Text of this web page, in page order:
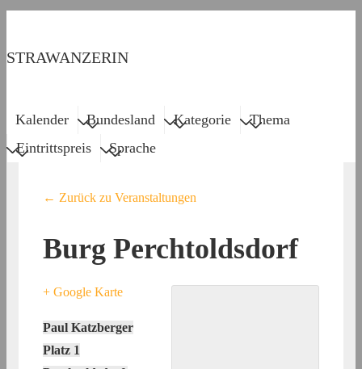
Inhalt
STRAWANZERIN
Main
Kalender Bundesland Kategorie
Thema
Eintrittspreis
Sprache
← Zurück zu Veranstaltungen
Burg Perchtoldsdorf
+ Google Karte
Paul Katzberger
Platz 1